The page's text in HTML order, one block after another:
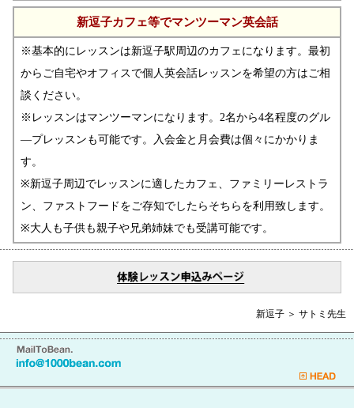
新逗子カフェ等でマンツーマン英会話
※基本的にレッスンは新逗子駅周辺のカフェになります。最初
からご自宅やオフィスで個人英会話レッスンを希望の方はご相
談ください。
※レッスンはマンツーマンになります。2名から4名程度のグル
―プレッスンも可能です。入会金と月会費は個々にかかりま
す。
※新逗子周辺でレッスンに適したカフェ、ファミリーレストラ
ン、ファストフードをご存知でしたらそちらを利用致します。
※大人も子供も親子や兄弟姉妹でも受講可能です。
新逗子 ＞ サトミ先生